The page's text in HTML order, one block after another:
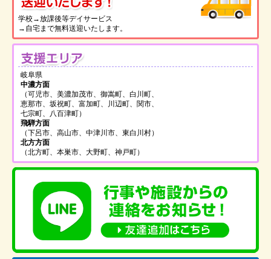
学校→放課後等デイサービス
→自宅まで無料送迎いたします。
岐阜県
中濃方面
（可児市、美濃加茂市、御嵩町、白川町、
恵那市、坂祝町、富加町、川辺町、関市、
七宗町、八百津町）
飛騨方面
（下呂市、高山市、中津川市、東白川村）
北方方面
（北方町、本巣市、大野町、神戸町）